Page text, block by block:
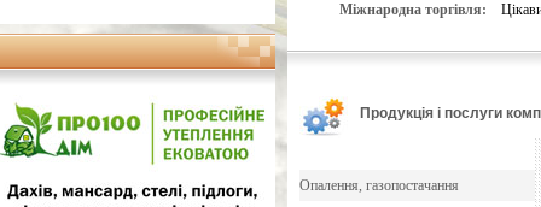
Міжнародна торгівля:
Продукція і послуги
Опалення, газопостачання